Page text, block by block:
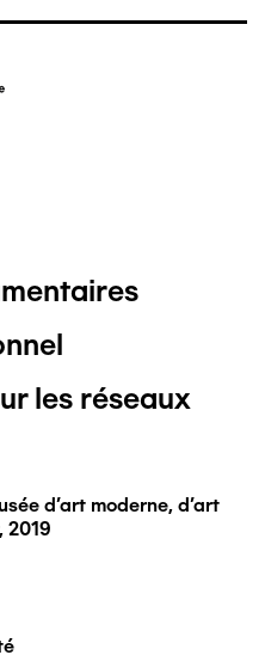
les réseaux
d'art moderne, d'art
2019